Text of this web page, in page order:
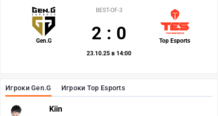
Игроки Gen.G Игроки Top Esports
Kiin
Gen.G Top Esports
BEST-OF-3
2 : 0
23.10.25 в 14:00